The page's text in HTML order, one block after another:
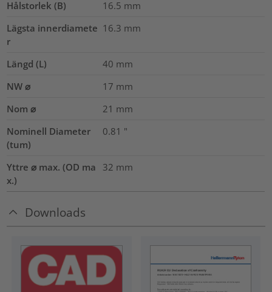
Hålstorlek (B) 16.5 mm
Lägsta innerdiamete
r
16.3 mm
Längd (L) 40 mm
NW ⌀
17 mm
Nom ⌀
21 mm
Nominell Diameter
(tum)
0.81 "
Yttre ⌀ max. (OD ma
x.)
32 mm
Downloads